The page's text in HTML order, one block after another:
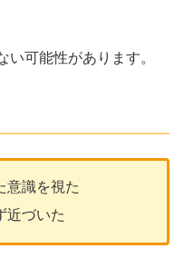
い可能性があります。
意識を視た
近づいた